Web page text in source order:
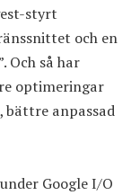
styrt
och en
Och så har
optimeringar
bättre anpassad
Google I/O